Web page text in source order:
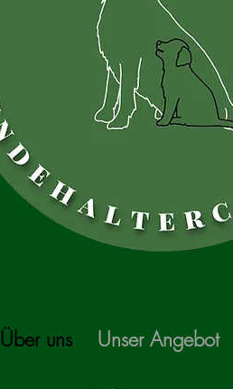
Über uns Unser Angebot